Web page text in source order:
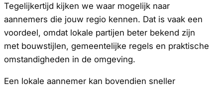
Tegelijkertijd kijken we waar mogelijk naar
aannemers die jouw regio kennen. Dat is vaak een
voordeel, omdat lokale partijen beter bekend zijn
met bouwstijlen, gemeentelijke regels en praktische
omstandigheden in de omgeving.
Een lokale aannemer kan bovendien sneller